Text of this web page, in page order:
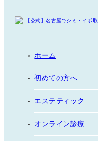
ホーム
初めての方へ
エステティック
オンライン診療